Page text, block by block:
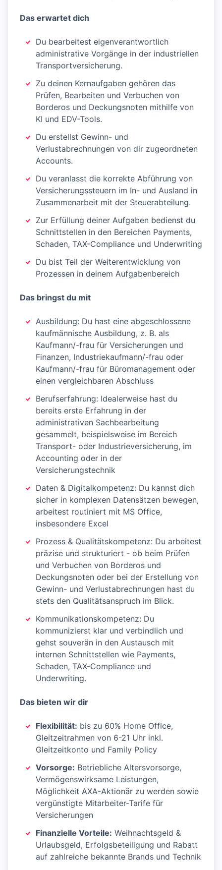
Das erwartet dich
Du bearbeitest eigenverantwortlich
administrative Vorgänge in der industriellen
Transportversicherung.
Zu deinen Kernaufgaben gehören das
Prüfen, Bearbeiten und Verbuchen von
Borderos und Deckungsnoten mithilfe von
KI und EDV-Tools.
Du erstellst Gewinn- und
Verlustabrechnungen von dir zugeordneten
Accounts.
Du veranlasst die korrekte Abführung von
Versicherungssteuern im In- und Ausland in
Zusammenarbeit mit der Steuerabteilung.
Zur Erfüllung deiner Aufgaben bedienst du
Schnittstellen in den Bereichen Payments,
Schaden, TAX-Compliance und Underwriting
Du bist Teil der Weiterentwicklung von
Prozessen in deinem Aufgabenbereich
Das bringst du mit
Ausbildung: Du hast eine abgeschlossene
kaufmännische Ausbildung, z. B. als
Kaufmann/-frau für Versicherungen und
Finanzen, Industriekaufmann/-frau oder
Kaufmann/-frau für Büromanagement oder
einen vergleichbaren Abschluss
Berufserfahrung: Idealerweise hast du
bereits erste Erfahrung in der
administrativen Sachbearbeitung
gesammelt, beispielsweise im Bereich
Transport- oder Industrieversicherung, im
Accounting oder in der
Versicherungstechnik
Daten & Digitalkompetenz: Du kannst dich
sicher in komplexen Datensätzen bewegen,
arbeitest routiniert mit MS Office,
insbesondere Excel
Prozess & Qualitätskompetenz: Du arbeitest
präzise und strukturiert - ob beim Prüfen
und Verbuchen von Borderos und
Deckungsnoten oder bei der Erstellung von
Gewinn- und Verlustabrechnungen hast du
stets den Qualitätsanspruch im Blick.
Kommunikationskompetenz: Du
kommunizierst klar und verbindlich und
gehst souverän in den Austausch mit
internen Schnittstellen wie Payments,
Schaden, TAX-Compliance und
Underwriting.
Das bieten wir dir
Flexibilität: bis zu 60% Home Office,
Gleitzeitrahmen von 6-21 Uhr inkl.
Gleitzeitkonto und Family Policy
Vorsorge: Betriebliche Altersvorsorge,
Vermögenswirksame Leistungen,
Möglichkeit AXA-Aktionär zu werden sowie
vergünstigte Mitarbeiter-Tarife für
Versicherungen
Finanzielle Vorteile: Weihnachtsgeld &
Urlaubsgeld, Erfolgsbeteiligung und Rabatt
auf zahlreiche bekannte Brands und Technik